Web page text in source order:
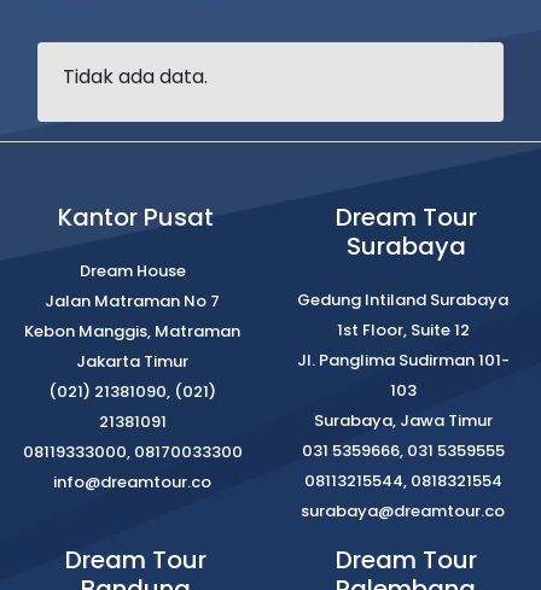
Tidak ada data.
Kantor Pusat
Dream House
Jalan Matraman No 7
Kebon Manggis, Matraman
Jakarta Timur
(021) 21381090, (021)
21381091
08119333000, 08170033300
info@dreamtour.co
Dream Tour
Surabaya
Gedung Intiland Surabaya
1st Floor, Suite 12
Jl. Panglima Sudirman 101-
103
Surabaya, Jawa Timur
031 5359666, 031 5359555
08113215544, 0818321554
surabaya@dreamtour.co
Dream Tour
Dream Tour